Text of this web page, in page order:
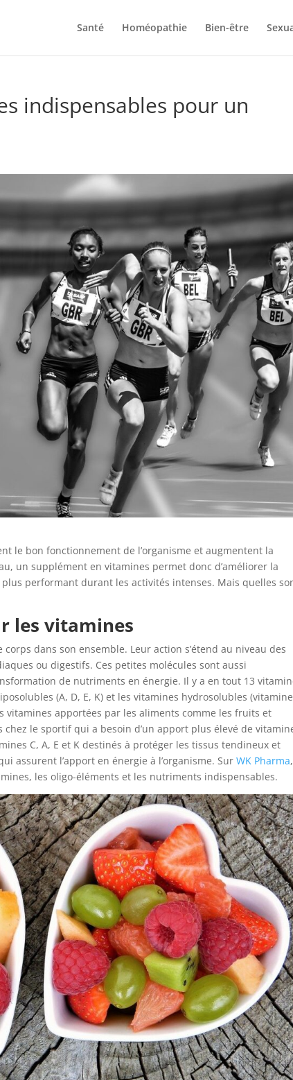
Santé Homéopathie Bien-être
indispensables pour un
le bon fonctionnement de l’organisme et augmentent la
un supplément en vitamines permet donc d’améliorer la
plus performant durant les activités intenses. Mais quelles
les vitamines
dans son ensemble. Leur action s’étend au niveau des
ou digestifs. Ces petites molécules sont aussi
de nutriments en énergie. Il y a en tout 13
(A, D, E, K) et les vitamines hydrosolubles
vitamines apportées par les aliments comme les fruits et
chez le sportif qui a besoin d’un apport plus élevé de
C, A, E et K destinés à protéger les tissus tendineux et
assurent l’apport en énergie à l’organisme. SurWK Pharma,
les oligo-éléments et les nutriments indispensables.